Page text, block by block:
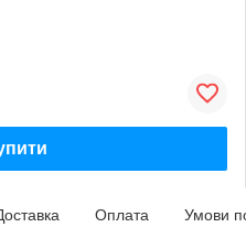
Оплата Умови